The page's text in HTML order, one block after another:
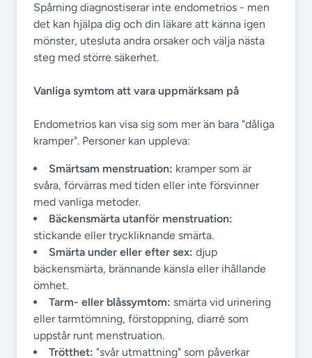
Spårning diagnostiserar inte endometrios - men
det kan hjälpa dig och din läkare att känna igen
mönster, utesluta andra orsaker och välja nästa
steg med större säkerhet.
Vanliga symtom att vara uppmärksam på
Endometrios kan visa sig som mer än bara "dåliga
kramper". Personer kan uppleva:
Smärtsam menstruation: kramper som är
svåra, förvärras med tiden eller inte försvinner
med vanliga metoder.
Bäckensmärta utanför menstruation:
stickande eller tryckliknande smärta.
Smärta under eller efter sex: djup
bäckensmärta, brännande känsla eller ihållande
ömhet.
Tarm- eller blåssymtom: smärta vid urinering
eller tarmtömning, förstoppning, diarré som
uppstår runt menstruation.
Trötthet: "svår utmattning" som påverkar